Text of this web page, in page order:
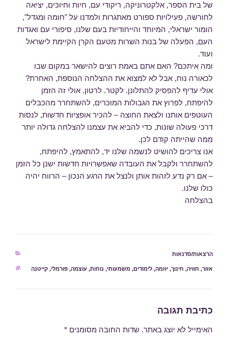
של בית הספר, אלקטרוניקה, ריקודי עם, חיות וחיוכים, יציאה
לחורשה, פעילויות ספורט מאתגרות ולמדנו על "חומה ומגדל",
הומור ישראלי, המיוחד והייחודיות בעם שלנו, סיפורי עם ואגדות
העם, הפעלה של בנות השרות מטעם הקרן הקיימת לישראל
ועוד.
ומה איתכם? האם אתם באמת רוצים להישאר במקום שבו
לכאורה נוח, אבל לא למצוא את ההצלחה הנוספת, האחרת?
אולי עדיף להפסיק להתלונן. לקטר. לרטון. אולי זה הזמן
להיפתח, לפרוץ את הגבולות המוכרים, להשתחרר מהכבלים
העוטפים אותנו ולצאת החוצה – להכיר אופציות חדשות, לנסות
דרכי פעולה שונות, כדי להביא את עצמנו להצלחה גדולה יותר
ממה שהייתה קודם לכן.
אנו צריכים להושיט לנשמה שלנו יד, להתאמץ, להיפתח,
להשתחרר ולקבל את העובדה שאפשרויות חדשות ישנן כל הזמן
– אם רק נדע לזהות אותן ולנצל את הרגע הנכון – הרווח יהיה
כולו שלנו.
בהצלחה
קטגוריות
הרצאות/סדנאות
תגיות
אזור, חוויה, חינוך, יוזמה, לימודים, משמעותי, נוחות, עוצמה, פורמלי, קייטנה
כתיבת תגובה
האימייל לא יוצג באתר. שדות החובה מסומנים *